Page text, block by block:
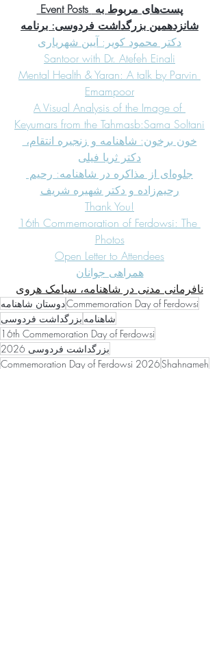
Event Posts پست‌های مربوط به
شانزدهمین بزرگداشت فردوسی: برنامه
دکتر محمود کویر: آیین شهریاری
Santoor with Dr. Atefeh Einali
Mental Health & Yaran: A talk by Parvin
Emampoor
A Visual Analysis of the Image of
Keyumars from the Tahmasb:Sama Soltani
خون برخون: شاهنامه و زنجیره انتقام،
دکتر ثریا فیلی
جلوه‌ای از مذاکره در شاهنامه: رحیم
رحیم‌زاده و دکتر شهیره شریف
Thank You!
16th Commemoration of Ferdowsi: The
Photos
Open Letter to Attendees
همراهی جوانان
نافرمانی مدنی در شاهنامه، سیامک هروی
دوستان شاهنامهCommemoration Day of Ferdowsi
بزرگداشت فردوسی شاهنامه
16th Commemoration Day of Ferdowsi
بزرگداشت فردوسی 2026
Commemoration Day of Ferdowsi 2026Shahnameh